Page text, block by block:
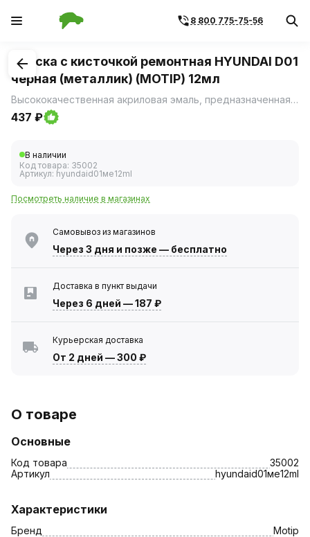
8 800 775-75-56
1/1
Краска с кисточкой ремонтная HYUNDAI D01
черная (металлик) (MOTIP) 12мл
Высококачественная акриловая эмаль, предназначенная для ремонта сколов и царапин на лакокрасочном покрытии автомобиля.
437 ₽
В наличии
Код товара: 35002
Артикул: hyundaid01ме12ml
Посмотреть наличие в магазинах
Самовывоз из магазинов
Через 3 дня и позже — бесплатно
Доставка в пункт выдачи
Через 6 дней —187 ₽
Курьерская доставка
От 2 дней —300 ₽
О товаре
Основные
Код товара
35002
Артикул
hyundaid01ме12ml
Характеристики
Бренд Motip